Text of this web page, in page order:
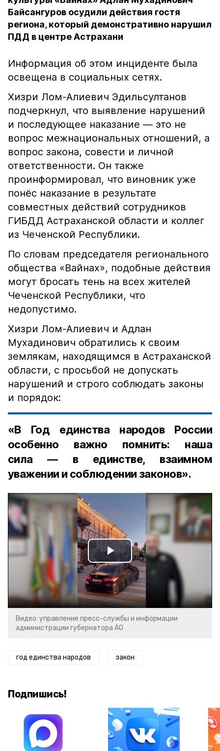
Байсангуров осудили действия гостя
региона, который демонстративно нарушил
ПДД в центре Астрахани
Информация об этом инциденте была
освещена в социальных сетях.
Хизри Лом-Алиевич Эдильсултанов
подчеркнул, что выявление нарушений
и последующее наказание — это не
вопрос межнациональных отношений, а
вопрос закона, совести и личной
ответственности. Он также
проинформировал, что виновник уже
понёс наказание в результате
совместных действий сотрудников
ГИБДД Астраханской области и коллег
из Чеченской Республики.
По словам председателя регионального
общества «Вайнах», подобные действия
могут бросать тень на всех жителей
Чеченской Республики, что
недопустимо.
Хизри Лом-Алиевич и Адлан
Мухадинович обратились к своим
землякам, находящимся в Астраханской
области, с просьбой не допускать
нарушений и строго соблюдать законы
и порядок:
«В Год единства народов России
особенно важно помнить: наша
сила — в единстве, взаимном
уважении и соблюдении законов».
Play
Video
Видео: управление пресс-службы и информации
администрации губернатора АО
год единства народов закон
Подпишись!